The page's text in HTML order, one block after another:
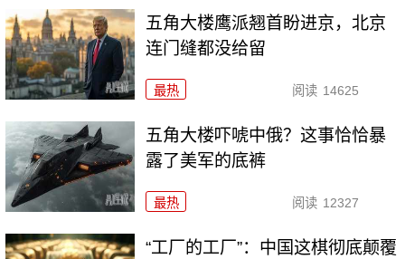
五角大楼鹰派翘首盼进京，北京
连门缝都没给留
最热 阅读 14625
五角大楼吓唬中俄？这事恰恰暴
露了美军的底裤
最热 阅读 12327
“工厂的工厂”：中国这棋彻底颠覆